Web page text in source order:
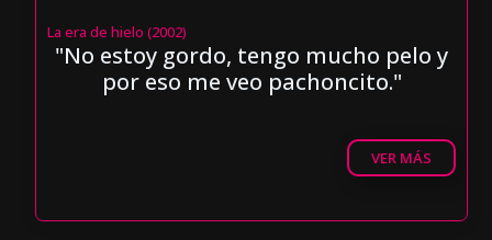
La era de hielo (2002)
"No estoy gordo, tengo mucho pelo y
por eso me veo pachoncito."
VER MÁS